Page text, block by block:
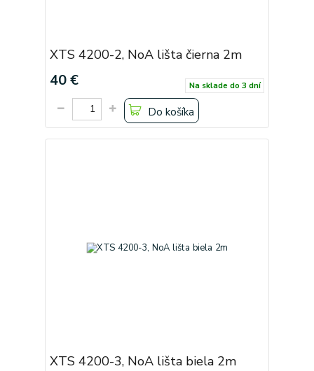
XTS 4200-2, NoA lišta čierna 2m
40 € Na sklade do 3 dní
Do košíka
XTS 4200-3, NoA lišta biela 2m